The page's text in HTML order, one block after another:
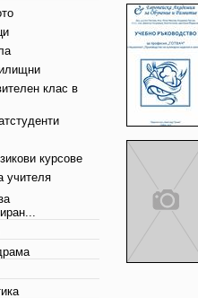
клас в
курсове
учителя